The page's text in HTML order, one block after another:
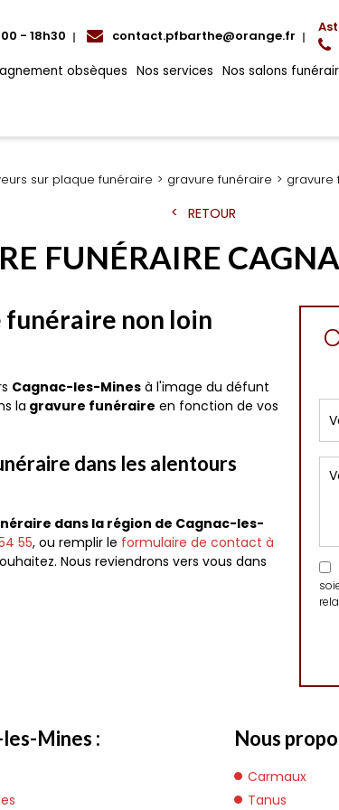
- 18h30 contact.pfbarthe@orange.fr
obsèques Nos services Nos salons
sur plaque funéraire gravure funéraire gravure
RETOUR
FUNÉRAIRE
funéraire non loin
Cagnac-les-Mines à l'image du défunt
la gravure funéraire en fonction de vos
dans les alentours
dans la région de Cagnac-les-
55, ou remplir le formulaire de contact à
Nous reviendrons vers vous dans
Mines : Nous
Carmaux
Tanus